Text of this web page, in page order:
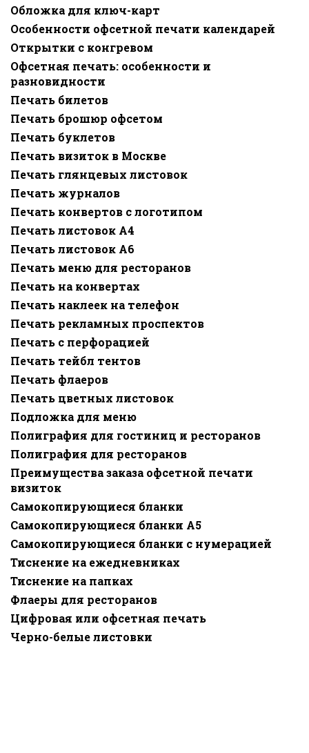
Обложка для ключ-карт
Особенности офсетной печати календарей
Открытки с конгревом
Офсетная печать: особенности и
разновидности
Печать билетов
Печать брошюр офсетом
Печать буклетов
Печать визиток в Москве
Печать глянцевых листовок
Печать журналов
Печать конвертов с логотипом
Печать листовок А4
Печать листовок А6
Печать меню для ресторанов
Печать на конвертах
Печать наклеек на телефон
Печать рекламных проспектов
Печать с перфорацией
Печать тейбл тентов
Печать флаеров
Печать цветных листовок
Подложка для меню
Полиграфия для гостиниц и ресторанов
Полиграфия для ресторанов
Преимущества заказа офсетной печати
визиток
Самокопирующиеся бланки
Самокопирующиеся бланки A5
Самокопирующиеся бланки с нумерацией
Тиснение на ежедневниках
Тиснение на папках
Флаеры для ресторанов
Цифровая или офсетная печать
Черно-белые листовки